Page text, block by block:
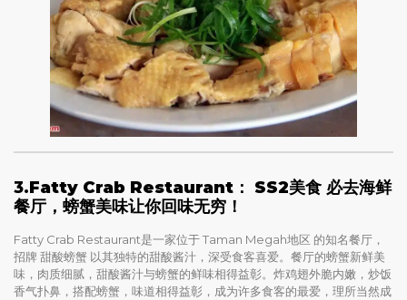
3.Fatty Crab Restaurant： SS2美食 必去海鲜
餐厅，螃蟹美味让你回味无穷！
Fatty Crab Restaurant是一家位于 Taman Megah地区 的知名餐厅，
招牌 甜酸螃蟹 以其独特的甜酸酱汁，深受食客喜爱。餐厅的螃蟹新鲜美
味，肉质细腻，甜酸酱汁与螃蟹的鲜味相得益彰。炸鸡翅外脆内嫩，炒饭
香气扑鼻，搭配螃蟹，味道相得益彰，成为许多食客的最爱，理所当然成